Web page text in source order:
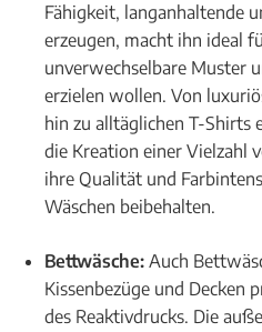
Fähigkeit, langanhaltende
erzeugen, macht ihn ideal
unverwechselbare Muster
erzielen wollen. Von
hin zu alltäglichen T-Shirts
die Kreation einer Vielzahl
ihre Qualität und
Wäschen beibehalten.
Bettwäsche: Auch
Kissenbezüge und Decken
des Reaktivdrucks. Die